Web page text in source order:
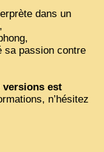
dans un
sa passion contre
versions est
n’hésitez